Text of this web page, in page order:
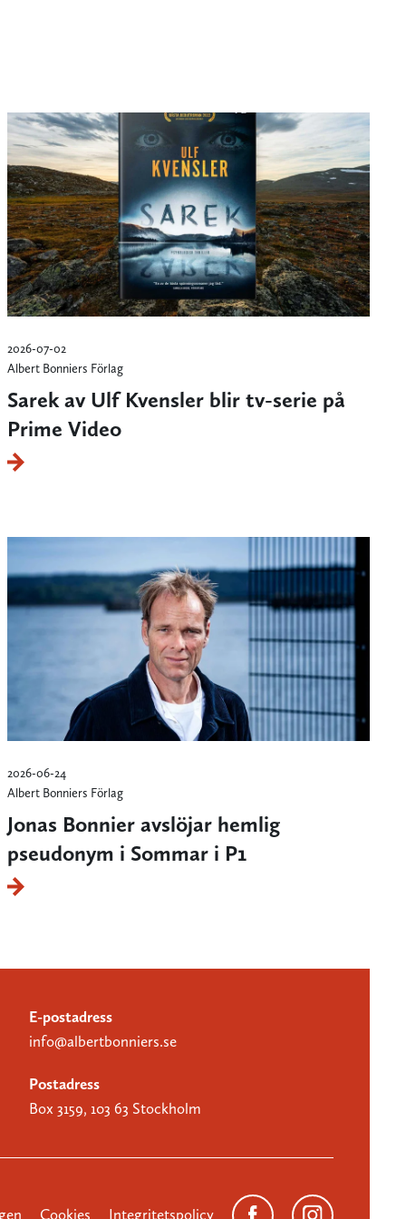
2026-07-02
Albert Bonniers Förlag
Sarek av Ulf Kvensler blir tv-serie på
Prime Video
2026-06-24
Albert Bonniers Förlag
Jonas Bonnier avslöjar hemlig
pseudonym i Sommar i P1
E-postadress
info@albertbonniers.se
Postadress
Box 3159, 103 63 Stockholm
Cookies Integritetspolicy